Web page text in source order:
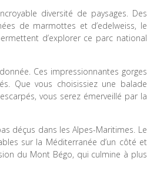
diversité de paysages. Des
de marmottes et d’edelweiss, le
d’explorer ce parc national
Ces impressionnantes gorges
Que vous choisissiez une balade
vous serez émerveillé par la
déçus dans les Alpes-Maritimes. Le
sur la Méditerranée d’un côté et
du Mont Bégo, qui culmine à plus